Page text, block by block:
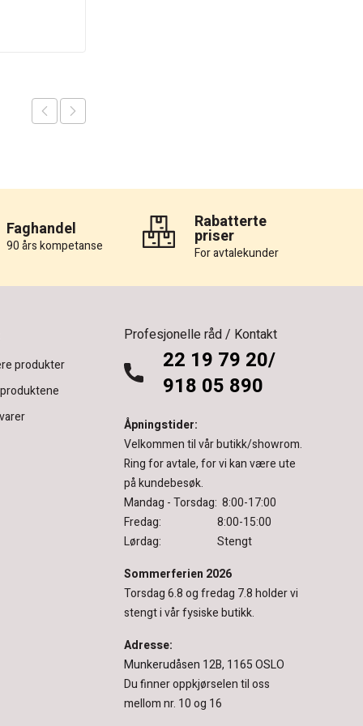
Faghandel
90 års kompetanse
Rabatterte
priser
For avtalekunder
produkter
Profesjonelle råd / Kontakt
22 19 79 20/
918 05 890
Åpningstider:
Velkommen til vår butikk/showrom.
Ring for avtale, for vi kan være ute
på kundebesøk.
Mandag - Torsdag: 8:00-17:00
Fredag: 8:00-15:00
Lørdag: Stengt
Sommerferien 2026
Torsdag 6.8 og fredag 7.8 holder vi
stengt i vår fysiske butikk.
Adresse:
Munkerudåsen 12B, 1165 OSLO
Du finner oppkjørselen til oss
mellom nr. 10 og 16